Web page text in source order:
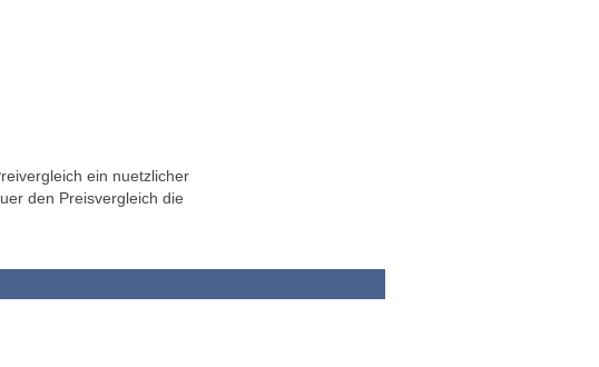
ein nuetzlicher
den Preisvergleich die